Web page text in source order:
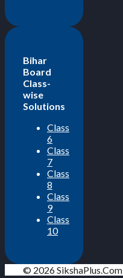
Bihar
Board
Class-
wise
Solutions
Class
6
Class
7
Class
8
Class
9
Class
10
© 2026 SikshaPlus.Com